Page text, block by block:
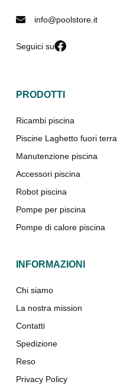
info@poolstore.it
Seguici su
PRODOTTI
Ricambi piscina
Piscine Laghetto fuori terra
Manutenzione piscina
Accessori piscina
Robot piscina
Pompe per piscina
Pompe di calore piscina
INFORMAZIONI
Chi siamo
La nostra mission
Contatti
Spedizione
Reso
Privacy Policy